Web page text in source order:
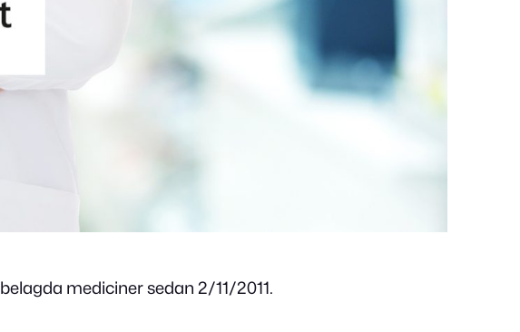
mediciner sedan 2/11/2011.